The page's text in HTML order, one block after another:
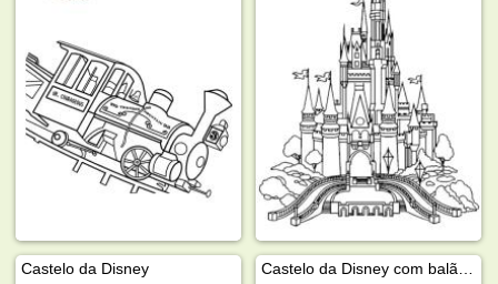
Castelo da Disney